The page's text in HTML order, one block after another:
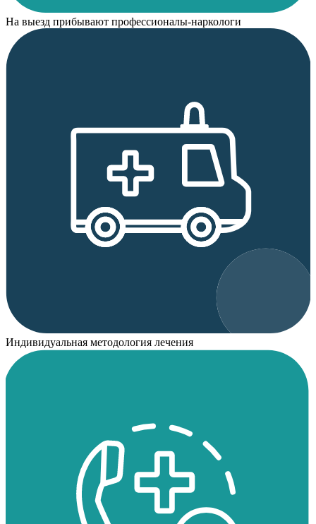
На выезд прибывают профессионалы-наркологи
Индивидуальная методология лечения